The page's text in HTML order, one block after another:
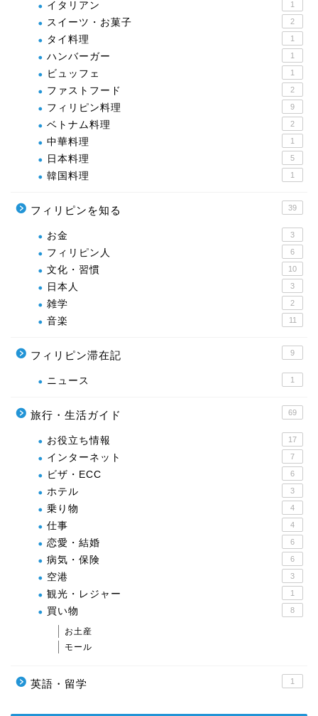
イタリアン 1
スイーツ・お菓子 2
タイ料理 1
ハンバーガー 1
ビュッフェ 1
ファストフード 2
フィリピン料理 9
ベトナム料理 2
中華料理 1
日本料理 5
韓国料理 1
フィリピンを知る 39
お金 3
フィリピン人 6
文化・習慣 10
日本人 3
雑学 2
音楽 11
フィリピン滞在記 9
ニュース 1
旅行・生活ガイド 69
お役立ち情報 17
インターネット 7
ビザ・ECC 6
ホテル 3
乗り物 4
仕事 4
恋愛・結婚 6
病気・保険 6
空港 3
観光・レジャー 1
買い物 8
お土産
モール
英語・留学 1